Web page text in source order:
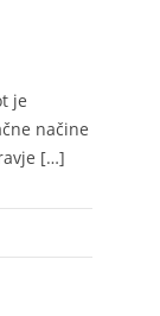
je
načine
[…]